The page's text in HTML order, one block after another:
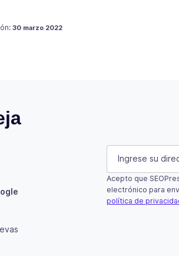
Publicado en
30 marzo 2022
Phone
Este campo es
E-mail
Acepto que
electrónico para
política de